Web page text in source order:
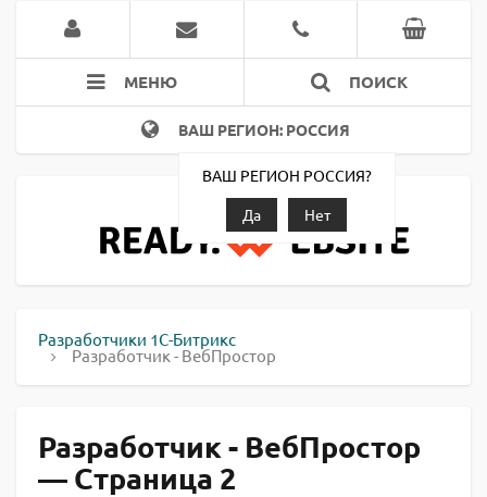
МЕНЮ ПОИСК
ВАШ РЕГИОН: РОССИЯ
ВАШ РЕГИОН РОССИЯ?
Да
Нет
Разработчики 1С-Битрикс
Разработчик - ВебПростор
Разработчик - ВебПростор
— Страница 2